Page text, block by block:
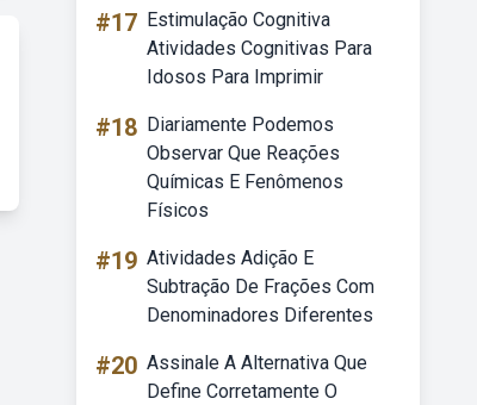
#17 Estimulação Cognitiva
Atividades Cognitivas Para
Idosos Para Imprimir
#18 Diariamente Podemos
Observar Que Reações
Químicas E Fenômenos
Físicos
#19 Atividades Adição E
Subtração De Frações Com
Denominadores Diferentes
#20 Assinale A Alternativa Que
Define Corretamente O